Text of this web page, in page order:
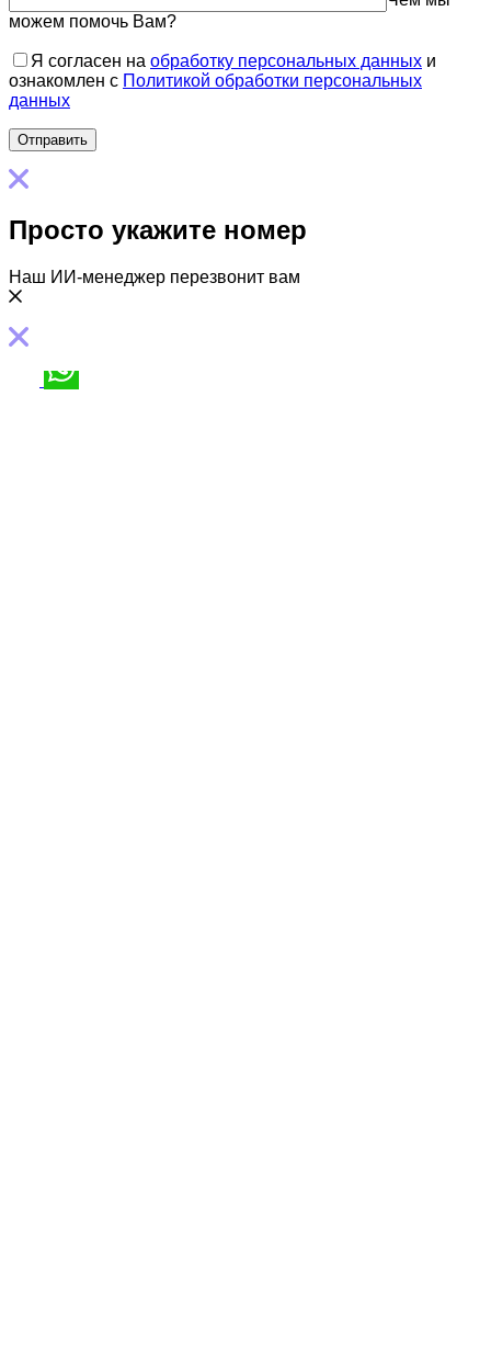
можем помочь Вам?
Я согласен на обработку персональных данных и
ознакомлен с Политикой обработки персональных
данных
Просто укажите номер
Наш ИИ-менеджер перезвонит вам